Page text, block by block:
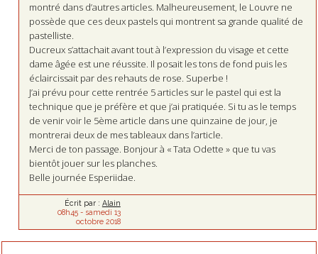
montré dans d’autres articles. Malheureusement, le Louvre ne
possède que ces deux pastels qui montrent sa grande qualité de
pastelliste.
Ducreux s’attachait avant tout à l’expression du visage et cette
dame âgée est une réussite. Il posait les tons de fond puis les
éclaircissait par des rehauts de rose. Superbe !
J’ai prévu pour cette rentrée 5 articles sur le pastel qui est la
technique que je préfère et que j’ai pratiquée. Si tu as le temps
de venir voir le 5ème article dans une quinzaine de jour, je
montrerai deux de mes tableaux dans l’article.
Merci de ton passage. Bonjour à « Tata Odette » que tu vas
bientôt jouer sur les planches.
Belle journée Esperiidae.
Écrit par : Alain
08h45- samedi 13
octobre 2018